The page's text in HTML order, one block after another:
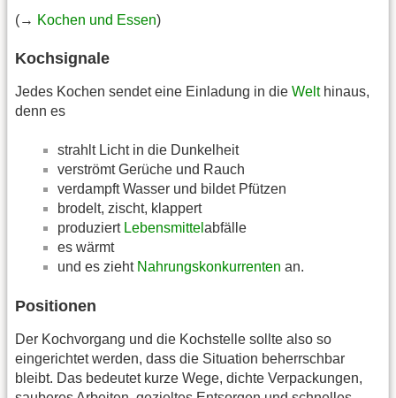
(→ Kochen und Essen)
Kochsignale
Jedes Kochen sendet eine Einladung in die Welthinaus,
denn es
strahlt Licht in die Dunkelheit
verströmt Gerüche und Rauch
verdampft Wasser und bildet Pfützen
brodelt, zischt, klappert
produziert Lebensmittel abfälle
es wärmt
und es zieht Nahrungskonkurrenten an.
Positionen
Der Kochvorgang und die Kochstelle sollte also so
eingerichtet werden, dass die Situation beherrschbar
bleibt. Das bedeutet kurze Wege, dichte Verpackungen,